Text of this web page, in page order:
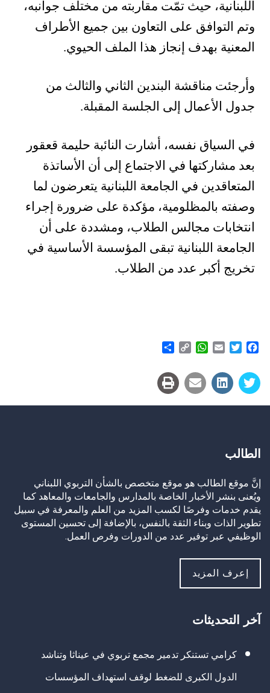
اللبنانية، حيث تمّت مقاربته من مختلف جوانبه،
وتم التوافق على التعاون بين جميع الأطراف
المعنية بهدف إنجاز هذا الملف الحيوي.
وأرجئت مناقشة البندين الثاني والثالث من
جدول الأعمال إلى الجلسة المقبلة.
في السياق نفسه، أشارت النائبة حليمة قعقور
بعد مشاركتها في الاجتماع إلى أن الأساتذة
المتعاقدين في الجامعة اللبنانية يتعرضون لما
وصفته بالمظلومية، مؤكدة على ضرورة إجراء
انتخابات مجالس الطلاب، ومشددة على أن
الجامعة اللبنانية تبقى المؤسسة الأساسية في
تخريج أكبر عدد من الطلاب.
Facebook
Twitter
Email
WhatsApp
Copy
الطالب
إنَّ موقع الطالب هو موقع متخصص بالشأن التربوي اللبناني
ويُعنى بنشر الأخبار الخاصة بالمدارس والجامعات والمعاهد كما
يقدم خدمات وفرصًا لكسب المزيد من العلم والمعرفة في سبيل
تطوير الذات وبناء الثقة بالنفس، بالإضافة إلى تحسين المستوى
الوظيفي عبر توفير عدد من الدورات وفرص العمل.
إعرف المزيد
آخر التحديثات
كرامي تستنكر تدمير مجمع تربوي في عيناثا وتناشد
الدول الكبرى للضغط لوقف استهداف المؤسسات